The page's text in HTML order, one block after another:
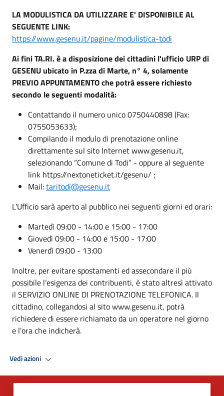
LA MODULISTICA DA UTILIZZARE E' DISPONIBILE AL
SEGUENTE LINK:
https://www.gesenu.it/pagine/modulistica-todi
Ai fini TA.RI. è a disposizione dei cittadini l'ufficio URP di
GESENU ubicato in P.zza di Marte, n° 4, solamente
PREVIO APPUNTAMENTO che potrà essere richiesto
secondo le seguenti modalità:
Contattando il numero unico 0750440898 (Fax:
0755053633);
Compilando il modulo di prenotazione online
direttamente sul sito Internet www.gesenu.it,
selezionando “Comune di Todi” - oppure al seguente
link https://nextoneticket.it/gesenu/ ;
Mail:taritodi@gesenu.it
L'Ufficio sarà aperto al pubblico nei seguenti giorni ed orari:
Martedì 09:00 - 14:00 e 15:00 - 17:00
Giovedì 09:00 - 14:00 e 15:00 - 17:00
Venerdì 09:00 - 13:00
Inoltre, per evitare spostamenti ed assecondare il più
possibile l’esigenza dei contribuenti, è stato altresì attivato
il SERVIZIO ONLINE DI PRENOTAZIONE TELEFONICA. Il
cittadino, collegandosi al sito www.gesenu.it, potrà
richiedere di essere richiamato da un operatore nel giorno
e l'ora che indicherà.
Vedi azioni